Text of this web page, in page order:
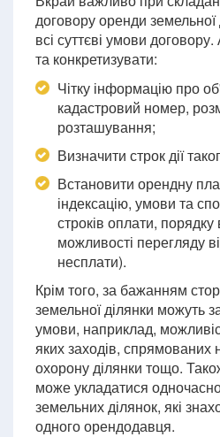
договору оренди земельної
всі суттєві умови
та конкретизувати:
Чітку інформацію про
кадастровий номер,
розташування;
Визначити строк дії
Встановити орендну
індексацію, умови та
строків оплати,
можливості перегляду
несплати).
Крім того, за бажанням
земельної ділянки можуть
умови, наприклад,
яких заходів,
охорону ділянки тощо.
може укладатися
земельних ділянок, які
одного орендодавця.